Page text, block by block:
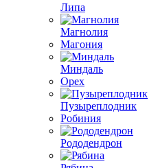
Липа
Магнолия
Магония
Миндаль
Орех
Пузыреплодник
Робиния
Рододендрон